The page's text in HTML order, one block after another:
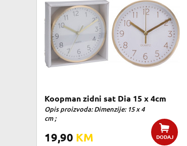
Koopman zidni sat Dia 15 x 4cm
Opis proizvoda: Dimenzije: 15 x 4
cm ;
19,90 KM DODAJ